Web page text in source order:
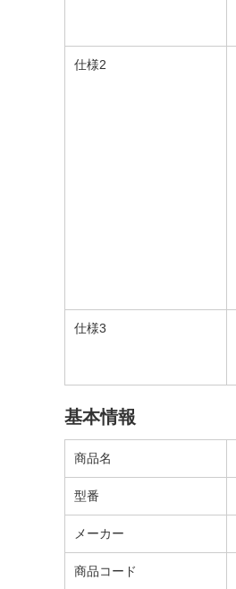
仕様2
仕様3
基本情報
商品名
型番
メーカー
商品コード